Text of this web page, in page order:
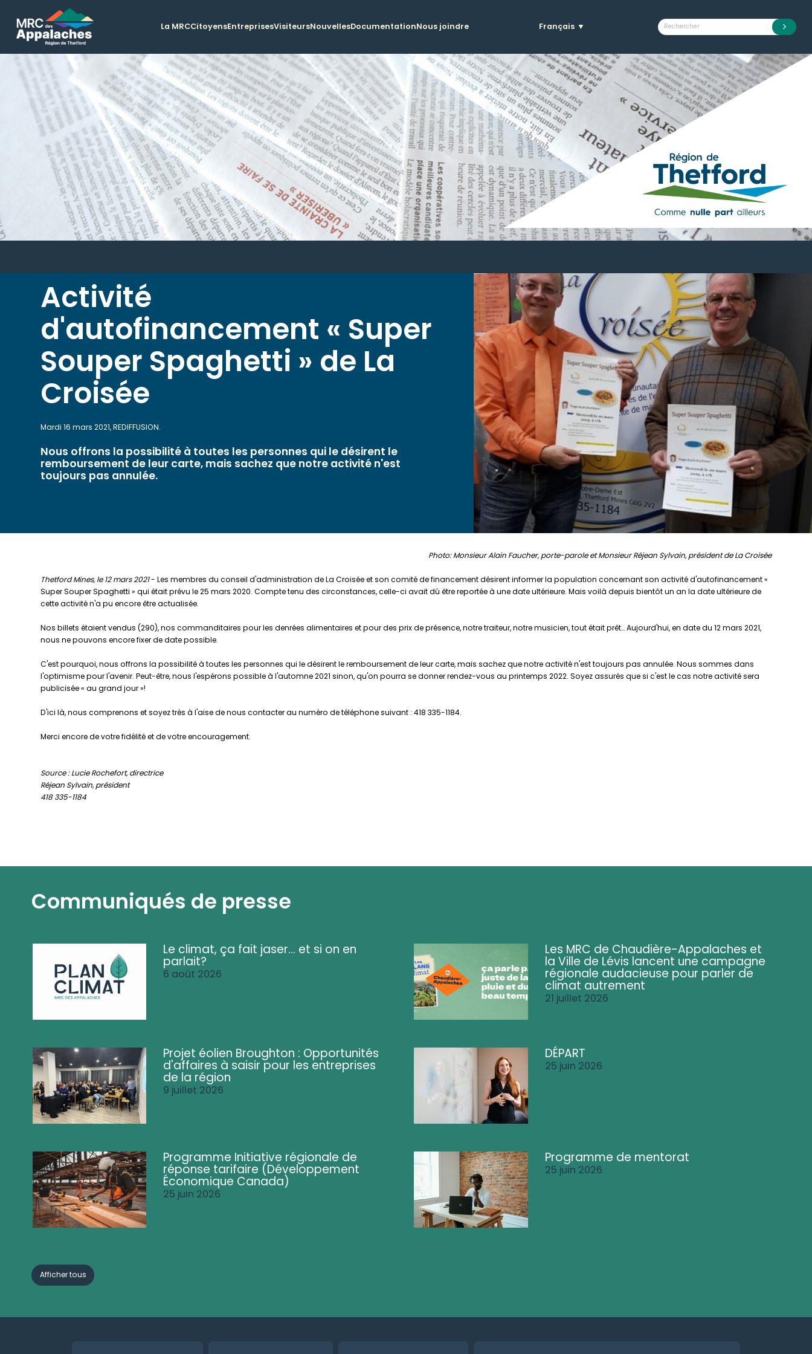
La MRCCitoyensEntreprisesVisiteursNouvellesDocumentationNous joindre Français ▼
Activité
d'autofinancement « Super
Souper Spaghetti » de La
Croisée
Mardi 16 mars 2021, REDIFFUSION.
Nous offrons la possibilité à toutes les personnes qui le désirent le
remboursement de leur carte, mais sachez que notre activité n'est
toujours pas annulée.
Photo: Monsieur Alain Faucher, porte-parole et Monsieur Réjean Sylvain, président de La Croisée
Thetford Mines, le 12 mars 2021- Les membres du conseil d'administration de La Croisée et son comité de financement désirent informer la population concernant son activité d'autofinancement «
Super Souper Spaghetti » qui était prévu le 25 mars 2020. Compte tenu des circonstances, celle-ci avait dû être reportée à une date ultérieure. Mais voilà depuis bientôt un an la date ultérieure de
cette activité n'a pu encore être actualisée.
Nos billets étaient vendus (290), nos commanditaires pour les denrées alimentaires et pour des prix de présence, notre traiteur, notre musicien, tout était prêt… Aujourd'hui, en date du 12 mars 2021,
nous ne pouvons encore fixer de date possible.
C'est pourquoi, nous offrons la possibilité à toutes les personnes qui le désirent le remboursement de leur carte, mais sachez que notre activité n'est toujours pas annulée. Nous sommes dans
l'optimisme pour l'avenir. Peut-être, nous l'espérons possible à l'automne 2021 sinon, qu'on pourra se donner rendez-vous au printemps 2022. Soyez assurés que si c'est le cas notre activité sera
publicisée « au grand jour »!
D'ici là, nous comprenons et soyez très à l'aise de nous contacter au numéro de téléphone suivant : 418 335-1184.
Merci encore de votre fidélité et de votre encouragement.
Source : Lucie Rochefort, directrice
Réjean Sylvain, président
418 335-1184
Communiqués de presse
Le climat, ça fait jaser... et si on en
parlait?
6 août 2026
Les MRC de Chaudière-Appalaches et
la Ville de Lévis lancent une campagne
régionale audacieuse pour parler de
climat autrement
21 juillet 2026
Projet éolien Broughton : Opportunités
d'affaires à saisir pour les entreprises
de la région
9 juillet 2026
DÉPART
25 juin 2026
Programme Initiative régionale de
réponse tarifaire (Développement
Économique Canada)
25 juin 2026
Programme de mentorat
25 juin 2026
Afficher tous